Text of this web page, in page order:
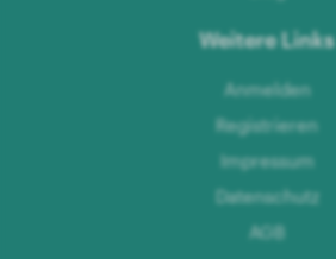
Weitere Links
Anmelden
Registrieren
Impressum
Datenschutz
AGB